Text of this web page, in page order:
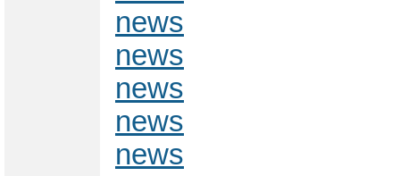
news
news
news
news
news